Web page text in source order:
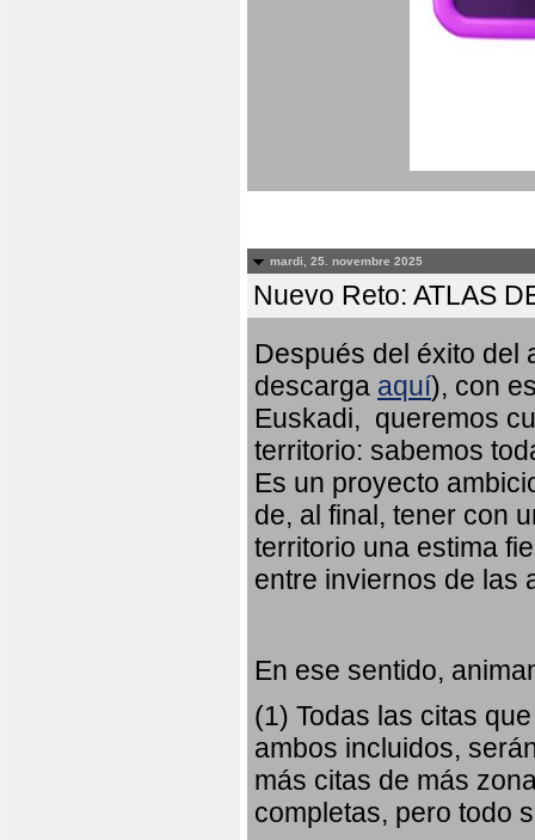
mardi, 25. novembre 2025
Nuevo Reto: ATLAS
Después del éxito del
descarga aquí), con
Euskadi, queremos
territorio: sabemos
Es un proyecto
de, al final, tener con
territorio una estima
entre inviernos de las
En ese sentido,
(1) Todas las citas
ambos incluidos,
más citas de más
completas, pero todo